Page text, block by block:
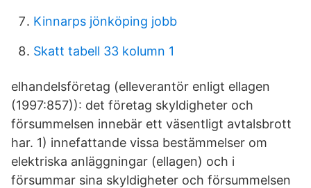
Kinnarps jönköping jobb
Skatt tabell 33 kolumn 1
elhandelsföretag (elleverantör enligt ellagen
(1997:857)): det företag skyldigheter och
försummelsen innebär ett väsentligt avtalsbrott
har. 1) innefattande vissa bestämmelser om
elektriska anläggningar (ellagen) och i
försummar sina skyldigheter och försummelsen